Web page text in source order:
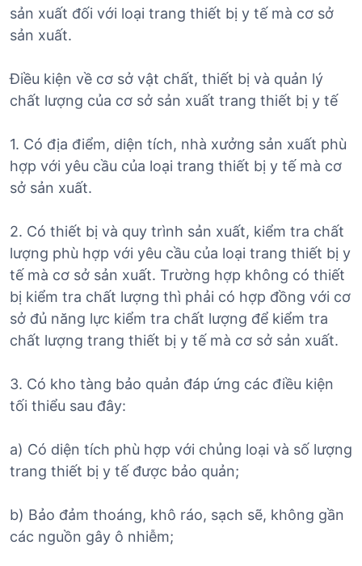
sản xuất đối với loại trang thiết bị y tế mà cơ sở
sản xuất.
Điều kiện về cơ sở vật chất, thiết bị và quản lý
chất lượng của cơ sở sản xuất trang thiết bị y tế
1. Có địa điểm, diện tích, nhà xưởng sản xuất phù
hợp với yêu cầu của loại trang thiết bị y tế mà cơ
sở sản xuất.
2. Có thiết bị và quy trình sản xuất, kiểm tra chất
lượng phù hợp với yêu cầu của loại trang thiết bị y
tế mà cơ sở sản xuất. Trường hợp không có thiết
bị kiểm tra chất lượng thì phải có hợp đồng với cơ
sở đủ năng lực kiểm tra chất lượng để kiểm tra
chất lượng trang thiết bị y tế mà cơ sở sản xuất.
3. Có kho tàng bảo quản đáp ứng các điều kiện
tối thiểu sau đây:
a) Có diện tích phù hợp với chủng loại và số lượng
trang thiết bị y tế được bảo quản;
b) Bảo đảm thoáng, khô ráo, sạch sẽ, không gần
các nguồn gây ô nhiễm;